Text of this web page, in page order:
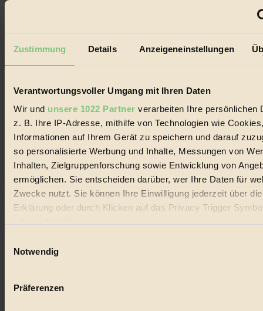
Zustimmung Details Anzeigeneinstellungen
Verantwortungsvoller Umgang mit Ihren Daten
Wir und unsere 1022 Partner verarbeiten Ihre persönlichen
z. B. Ihre IP-Adresse, mithilfe von Technologien wie
Informationen auf Ihrem Gerät zu speichern und darauf
so personalisierte Werbung und Inhalte, Messungen von
Inhalten, Zielgruppenforschung sowie Entwicklung von
ermöglichen. Sie entscheiden darüber, wer Ihre Daten für
Zwecke nutzt. Sie können Ihre Einwilligung jederzeit über
Erklärung oder durch Klicken auf das Privacy Trigger
Wenn Sie es erlauben, würden wir auch gerne:
Ihr Gerät durch aktives Scannen nach bestimmten
Notwendig
Präferenzen